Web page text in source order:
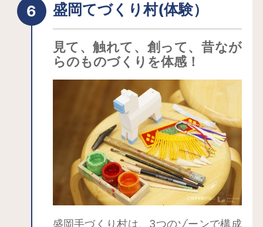
盛岡てづくり村(体験）
見て、触れて、創って、昔なが
らのものづくりを体感！
盛岡手づくり村は、3つのゾーンで構成